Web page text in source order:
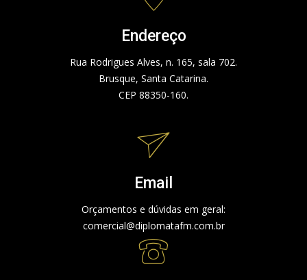
Endereço
Rua Rodrigues Alves, n. 165, sala 702.
Brusque, Santa Catarina.
CEP 88350-160.
Email
Orçamentos e dúvidas em geral:
comercial@diplomatafm.com.br